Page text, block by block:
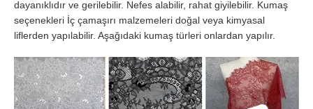
dayanıklıdır ve gerilebilir. Nefes alabilir, rahat giyilebilir. Kumaş
seçenekleri İç çamaşırı malzemeleri doğal veya kimyasal
liflerden yapılabilir. Aşağıdaki kumaş türleri onlardan yapılır.